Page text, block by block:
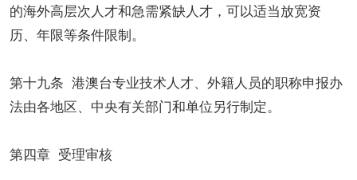
的海外高层次人才和急需紧缺人才，可以适当放宽资
历、年限等条件限制。
第十九条 港澳台专业技术人才、外籍人员的职称申报办
法由各地区、中央有关部门和单位另行制定。
第四章 受理审核